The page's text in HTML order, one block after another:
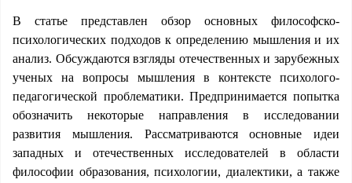
В статье представлен обзор основных философско-
психологических подходов к определению мышления и их
анализ. Обсуждаются взгляды отечественных и зарубежных
ученых на вопросы мышления в контексте психолого-
педагогической проблематики. Предпринимается попытка
обозначить некоторые направления в исследовании
развития мышления. Рассматриваются основные идеи
западных и отечественных исследователей в области
философии образования, психологии, диалектики, а также